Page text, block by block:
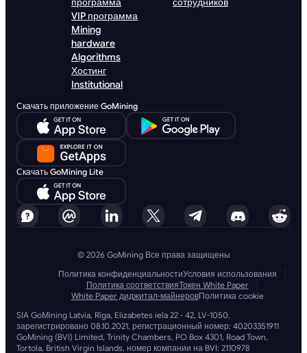
VIP программа
Mining
hardware
Algorithms
Хостинг
Institutional
Скачать приложение GoMining
Скачать GoMining Lite
© 2026 GoMining Все права защищены
Политика конфиденциальностиУсловия использования
Политика соответствияТокен White Paper
White Paper диджитал-майнеровПолитика cookie
SIA GoMining Latvia, Rīga, Elizabetes iela 22 - 42, LV-1050,
зарегистрировано 08.10.2021, регистрационный номер: 40203351911
GoMining (BVI) Limited, Trinity Chambers, PO Box 4301, Road Town,
Tortola, British Virgin Islands, номер компании на BVI: 2110978